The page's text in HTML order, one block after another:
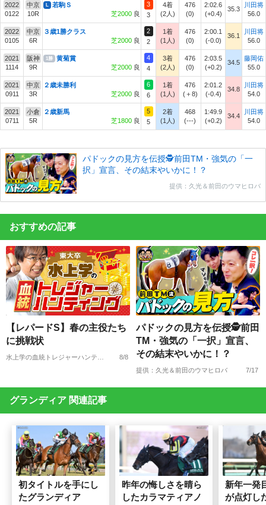
2022
0122
中京
10R
L
若駒Ｓ
芝2000 良
3
3
4着
(2人)
476
(0)
2:02.6
(+0.4)
35.3
川田将
56.0
2022
0105
中京
6R
３歳1勝クラス
芝2000 良
2
2
1着
(1人)
476
(0)
2:00.1
(-0.0)
36.1
川田将
56.0
2021
1114
阪神
9R
1勝
黄菊賞
芝2000 良
4
4
3着
(2人)
476
(0)
2:03.5
(+0.2)
34.5
藤岡佑
55.0
2021
0911
中京
3R
２歳未勝利
芝2000 良
6
6
1着
(1人)
476
(＋8)
2:01.2
(-0.4)
34.8
川田将
54.0
2021
0711
小倉
5R
２歳新馬
芝1800 良
5
5
2着
(1人)
468
(---)
1:49.9
(+0.2)
34.4
川田将
54.0
パドックの見方を伝授🕵前田TM・強気の「一
択」宣言、その結末やいかに！？
提供：久光＆前田のウマヒロバ
おすすめの記事
【レパードS】春の主役たち
に挑戦状
8/8
パドックの見方を伝授🕵前田
TM・強気の「一択」宣言、
その結末やいかに！？
提供：久光＆前田のウマヒロバ 7/17
グランディア 関連記事
初タイトルを手にし
たグランディア
昨年の悔しさを晴ら
したカラマティアノ
新年一発
が点灯し